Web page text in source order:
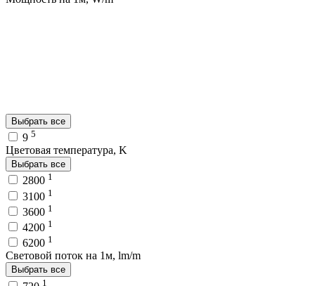
Выбрать все
9 5
Цветовая температура, K
Выбрать все
2800 1
3100 1
3600 1
4200 1
6200 1
Световой поток на 1м, lm/m
Выбрать все
1